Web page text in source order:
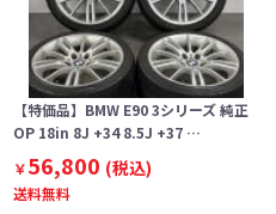
【特価品】BMW E90 3シリーズ 純正
OP 18in 8J +34 8.5J +37 …
￥56,800 (税込)
送料無料